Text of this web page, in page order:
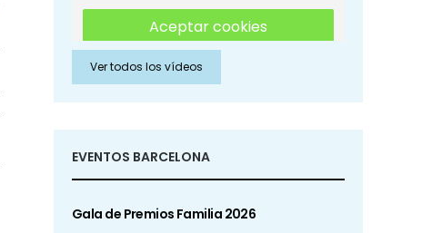
Aceptar cookies
Aceptar cookies de Redes
Sociales
Ver todos los vídeos
EVENTOS BARCELONA
Gala de Premios Familia 2026